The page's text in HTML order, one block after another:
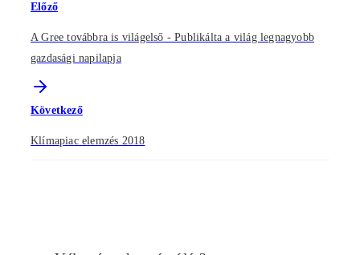
Előző
A Gree továbbra is világelső - Publikálta a világ legnagyobb
gazdasági napilapja
Következő
Klímapiac elemzés 2018